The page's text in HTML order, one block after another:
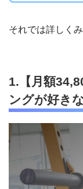
それでは詳しく
1.【月額
ングが好き